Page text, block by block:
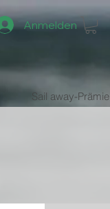
Anmelden
Sail away-Prämie